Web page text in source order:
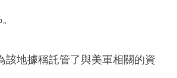
該地據稱託管了與美軍相關的資